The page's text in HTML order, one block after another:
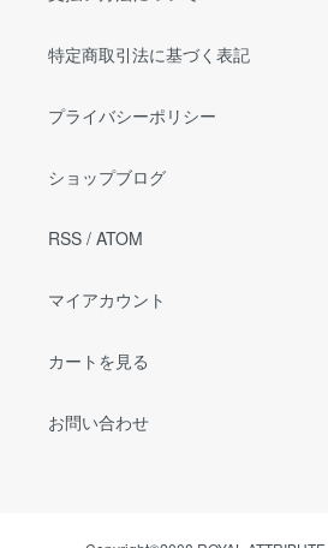
特定商取引法に基づく表記
プライバシーポリシー
ショップブログ
RSS / ATOM
マイアカウント
カートを見る
お問い合わせ